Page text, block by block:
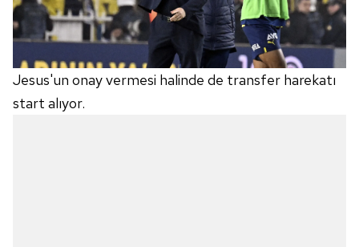
Jesus'un onay vermesi halinde de transfer harekatı
start alıyor.